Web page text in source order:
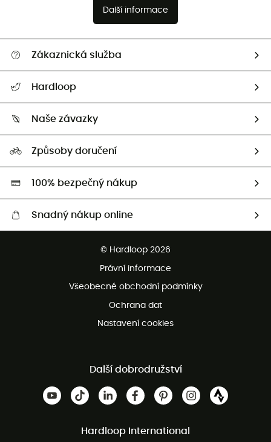
Další informace
Zákaznická služba
Vrácení zboží a peněz
Hardloop
Naši Ambasadoři
Naše závazky
HardGreen
Způsoby doručení
100% bezpečný nákup
Snadný nákup online
Bezplatná zákaznická služba
© Hardloop 2026
Právní informace
Všeobecné obchodní podmínky
Ochrana dat
Nastavení cookies
Další dobrodružství
Hardloop International